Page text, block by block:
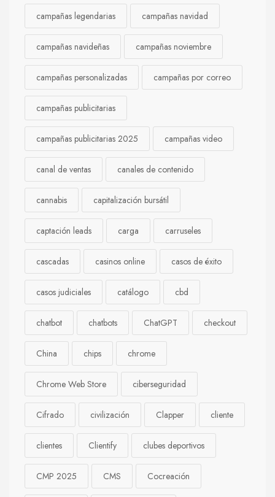
campañas legendarias campañas navidad
campañas navideñas campañas noviembre
campañas personalizadas campañas por correo
campañas publicitarias
campañas publicitarias 2025 campañas video
canal de ventas canales de contenido
cannabis capitalización bursátil
captación leads carga carruseles
cascadas casinos online casos de éxito
casos judiciales catálogo cbd
chatbot chatbots ChatGPT checkout
China chips chrome
Chrome Web Store ciberseguridad
Cifrado civilización Clapper cliente
clientes Clientify clubes deportivos
CMP 2025 CMS Cocreación